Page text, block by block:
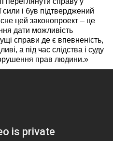
сили і був підтверджений
цей законопроект – це
дати можливість
справи де є впевненість,
а під час слідства і суду
прав людини.»